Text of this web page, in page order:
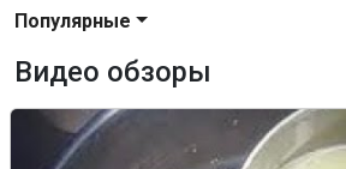
Популярные
Видео обзоры